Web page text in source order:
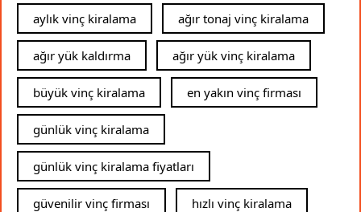
aylık vinç kiralama ağır tonaj vinç kiralama
ağır yük kaldırma ağır yük vinç kiralama
büyük vinç kiralama en yakın vinç firması
günlük vinç kiralama
günlük vinç kiralama fiyatları
güvenilir vinç firması hızlı vinç kiralama